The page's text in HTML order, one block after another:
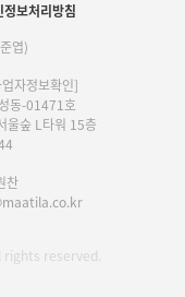
정보처리방침
엽)
자정보확인]
동-01471호
울숲 L타워 15층
찬
rights reserved.